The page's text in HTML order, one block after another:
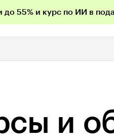
до 55% и курс по ИИ в
и